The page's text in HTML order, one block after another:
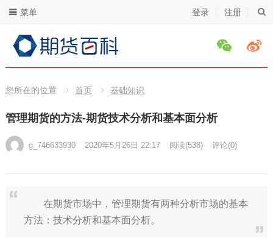
登录 注册
菜单
您所在的位置 首页 基础知识
管理期货的方法-期货技术分析和基本面分析
g_746633930 2020年5月26日 22:17 阅读(538) 评论(0)
在期货市场中，管理期货有两种分析市场的基本
方法：技术分析和基本面分析。